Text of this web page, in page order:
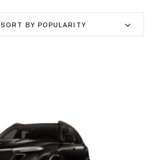
SORT BY POPULARITY